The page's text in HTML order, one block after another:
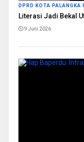
DPRD KOTA PALANGKA
Literasi Jadi Bekal
9 Juni 2026